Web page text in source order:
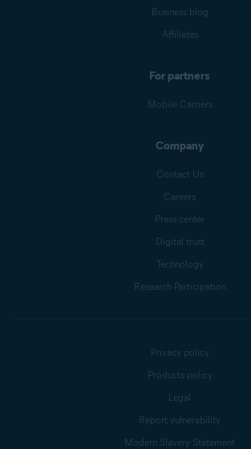
Business blog
Affiliates
For partners
Mobile Carriers
Company
Contact Us
Careers
Press center
Digital trust
Technology
Research Participation
Privacy policy
Products policy
Legal
Report vulnerability
Modern Slavery Statement